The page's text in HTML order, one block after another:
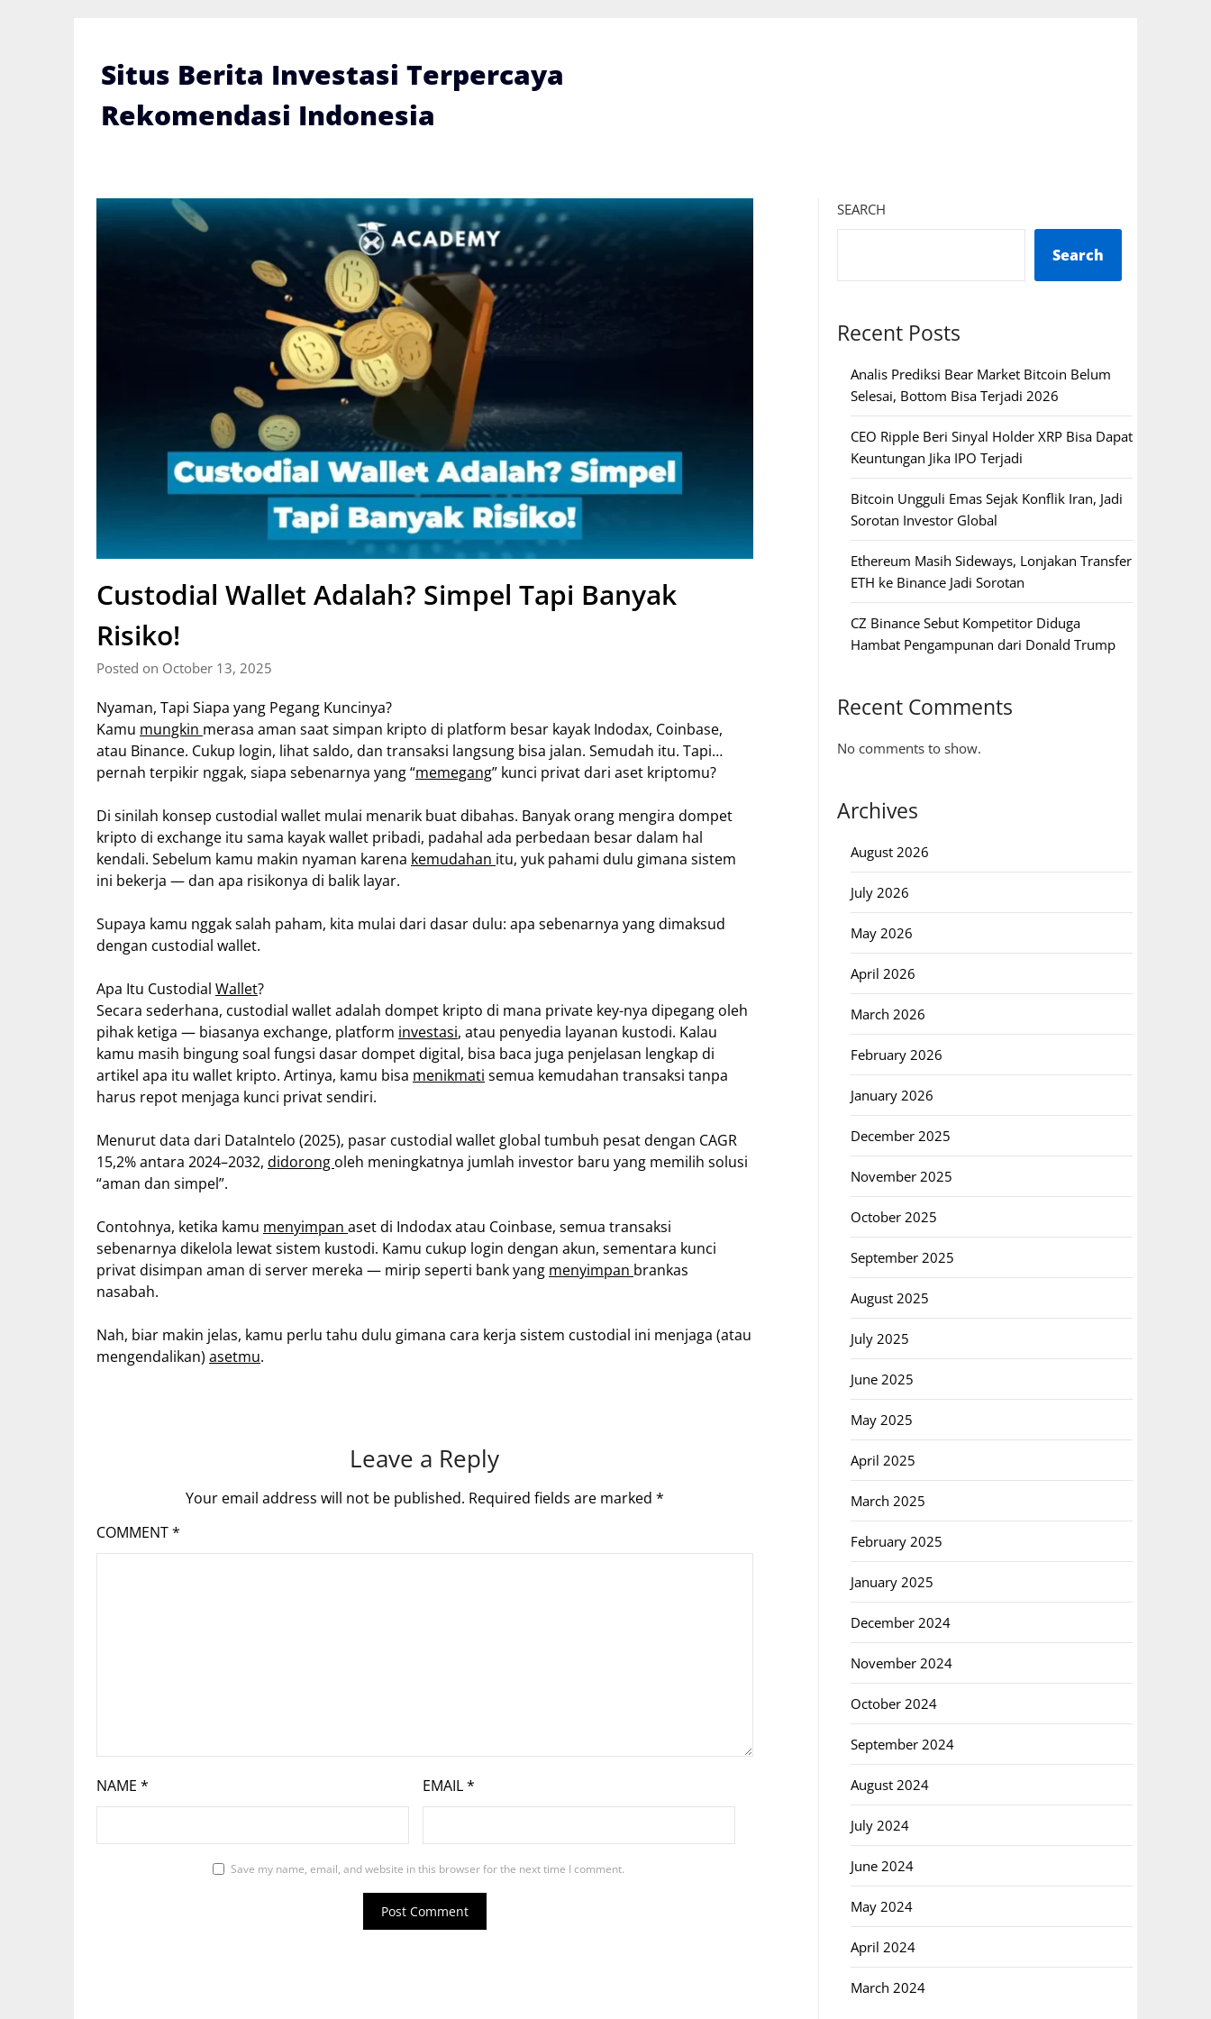
Situs Berita Investasi Terpercaya
Rekomendasi Indonesia
Custodial Wallet Adalah? Simpel Tapi Banyak
Risiko!
Posted on October 13, 2025
Nyaman, Tapi Siapa yang Pegang Kuncinya?
Kamu mungkin merasa aman saat simpan kripto di platform besar kayak Indodax, Coinbase,
atau Binance. Cukup login, lihat saldo, dan transaksi langsung bisa jalan. Semudah itu. Tapi…
pernah terpikir nggak, siapa sebenarnya yang “memegang” kunci privat dari aset kriptomu?
Di sinilah konsep custodial wallet mulai menarik buat dibahas. Banyak orang mengira dompet
kripto di exchange itu sama kayak wallet pribadi, padahal ada perbedaan besar dalam hal
kendali. Sebelum kamu makin nyaman karena kemudahan itu, yuk pahami dulu gimana sistem
ini bekerja — dan apa risikonya di balik layar.
Supaya kamu nggak salah paham, kita mulai dari dasar dulu: apa sebenarnya yang dimaksud
dengan custodial wallet.
Apa Itu Custodial Wallet?
Secara sederhana, custodial wallet adalah dompet kripto di mana private key-nya dipegang oleh
pihak ketiga — biasanya exchange, platform investasi, atau penyedia layanan kustodi. Kalau
kamu masih bingung soal fungsi dasar dompet digital, bisa baca juga penjelasan lengkap di
artikel apa itu wallet kripto. Artinya, kamu bisa menikmati semua kemudahan transaksi tanpa
harus repot menjaga kunci privat sendiri.
Menurut data dari DataIntelo (2025), pasar custodial wallet global tumbuh pesat dengan CAGR
15,2% antara 2024–2032, didorong oleh meningkatnya jumlah investor baru yang memilih solusi
“aman dan simpel”.
Contohnya, ketika kamu menyimpan aset di Indodax atau Coinbase, semua transaksi
sebenarnya dikelola lewat sistem kustodi. Kamu cukup login dengan akun, sementara kunci
privat disimpan aman di server mereka — mirip seperti bank yang menyimpan brankas
nasabah.
Nah, biar makin jelas, kamu perlu tahu dulu gimana cara kerja sistem custodial ini menjaga (atau
mengendalikan) asetmu.
Leave a Reply
Your email address will not be published. Required fields are marked *
COMMENT*
NAME * EMAIL*
Save my name, email, and website in this browser for the next time I comment.
SEARCH
Search
Recent Posts
Analis Prediksi Bear Market Bitcoin Belum
Selesai, Bottom Bisa Terjadi 2026
CEO Ripple Beri Sinyal Holder XRP Bisa Dapat
Keuntungan Jika IPO Terjadi
Bitcoin Ungguli Emas Sejak Konflik Iran, Jadi
Sorotan Investor Global
Ethereum Masih Sideways, Lonjakan Transfer
ETH ke Binance Jadi Sorotan
CZ Binance Sebut Kompetitor Diduga
Hambat Pengampunan dari Donald Trump
Recent Comments
No comments to show.
Archives
August 2026
July 2026
May 2026
April 2026
March 2026
February 2026
January 2026
December 2025
November 2025
October 2025
September 2025
August 2025
July 2025
June 2025
May 2025
April 2025
March 2025
February 2025
January 2025
December 2024
November 2024
October 2024
September 2024
August 2024
July 2024
June 2024
May 2024
April 2024
March 2024